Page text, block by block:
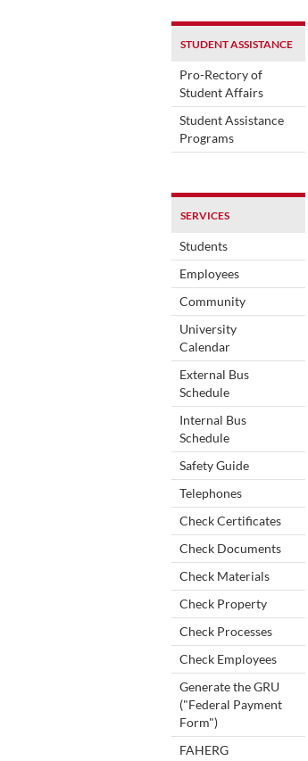
STUDENT ASSISTANCE
Pro-Rectory of
Student Affairs
Student Assistance
Programs
SERVICES
Students
Employees
Community
University
Calendar
External Bus
Schedule
Internal Bus
Schedule
Safety Guide
Telephones
Check Certificates
Check Documents
Check Materials
Check Property
Check Processes
Check Employees
Generate the GRU
("Federal Payment
Form")
FAHERG